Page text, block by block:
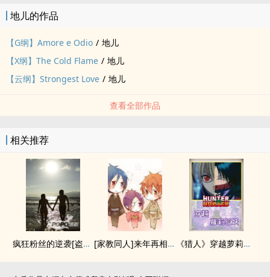
地儿的作品
【G纲】Amore e Odio / 地儿
【X纲】The Cold Flame / 地儿
【云纲】Strongest Love / 地儿
查看全部作品
相关推荐
疯狂粉丝的逆袭[盗墓笔记][瓶邪] [家教‍同‌‎人‌]来年再相爱(6927) 《猎人》穿越萝莉狐妖